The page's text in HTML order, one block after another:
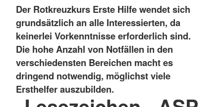
Der Rotkreuzkurs Erste Hilfe wendet sich
grundsätzlich an alle Interessierten, da
keinerlei Vorkenntnisse erforderlich sind.
Die hohe Anzahl von Notfällen in den
verschiedensten Bereichen macht es
dringend notwendig, möglichst viele
Ersthelfer auszubilden.